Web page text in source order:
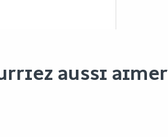
AUSSI AIMER